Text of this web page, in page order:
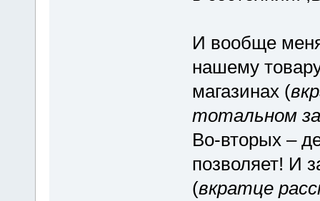
И вообще
нашему
магазинах (
тотальном
Во-вторых –
позволяет! И
(вкратце